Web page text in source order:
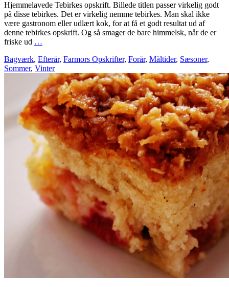
Hjemmelavede Tebirkes opskrift. Billede titlen passer virkelig godt
på disse tebirkes. Det er virkelig nemme tebirkes. Man skal ikke
være gastronom eller udlært kok, for at få et godt resultat ud af
denne tebirkes opskrift. Og så smager de bare himmelsk, når de er
friske ud …
Bagværk, Efterår, Farmors Opskrifter, Forår, Måltider, Sæsoner,
Sommer, Vinter